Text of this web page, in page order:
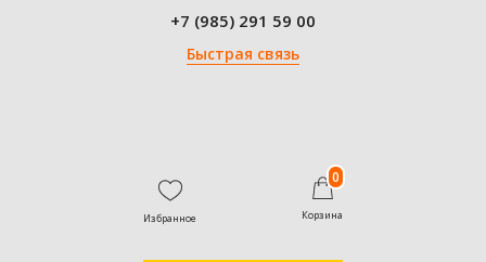
+7 (985) 291 59 00
Быстрая связь
Избранное
0
Корзина